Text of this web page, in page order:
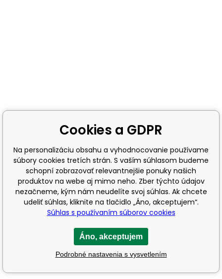
Cookies a GDPR
Na personalizáciu obsahu a vyhodnocovanie používame
súbory cookies tretích strán. S vaším súhlasom budeme
schopní zobrazovať relevantnejšie ponuky našich
produktov na webe aj mimo neho. Zber týchto údajov
nezačneme, kým nám neudelíte svoj súhlas. Ak chcete
udeliť súhlas, kliknite na tlačidlo „Áno, akceptujem“.
Súhlas s používaním súborov cookies
Áno, akceptujem
Podrobné nastavenia s vysvetlením